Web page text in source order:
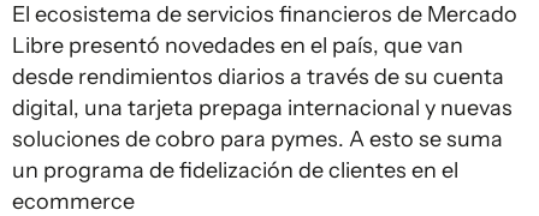
El ecosistema de servicios financieros de Mercado
Libre presentó novedades en el país, que van
desde rendimientos diarios a través de su cuenta
digital, una tarjeta prepaga internacional y nuevas
soluciones de cobro para pymes. A esto se suma
un programa de fidelización de clientes en el
ecommerce